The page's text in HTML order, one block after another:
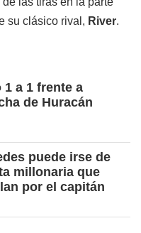
su clásico rival, River.
1 a 1 frente a
de Huracán
puede irse de
millonaria que
por el capitán